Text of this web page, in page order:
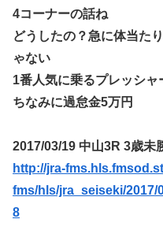
4コーナーの話ね
どうしたの？急に体当た
ゃない
1番人気に乗るプレッシャ
ちなみに過怠金5万円
2017/03/19 中山3R 3歳未
http://jra-
fms/hls/jra_seiseki/2017/
8